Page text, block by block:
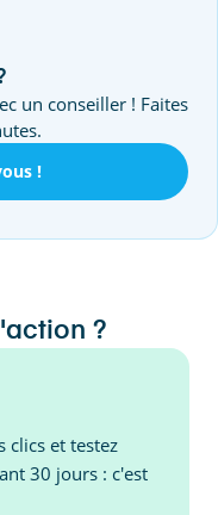
un conseiller ! Faites
!
?
clics et testez
30 jours : c'est